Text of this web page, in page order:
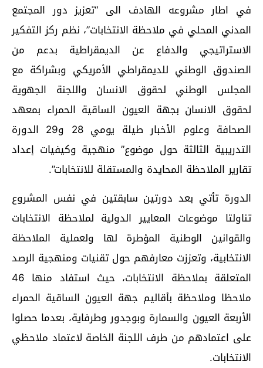
في اطار مشروعه الهادف الى “تعزيز دور المجتمع
المدني المحلي في ملاحظة الانتخابات”، نظم ركز التفكير
الاستراتيجي والدفاع عن الديمقراطية بدعم من
الصندوق الوطني للديمقراطي الأمريكي وبشراكة مع
المجلس الوطني لحقوق الانسان واللجنة الجهوية
لحقوق الانسان بجهة العيون الساقية الحمراء بمعهد
الصحافة وعلوم الأخبار طيلة يومي 28 و29 الدورة
التدريبية الثالثة حول موضوع” منهجية وكيفيات إعداد
تقارير الملاحظة المحايدة والمستقلة للانتخابات”.
الدورة تأتي بعد دورتين سابقتين في نفس المشروع
تناولتا موضوعات المعايير الدولية لملاحظة الانتخابات
والقوانين الوطنية المؤطرة لها ولعملية الملاحظة
الانتخابية، وتعززت معارفهم حول تقنيات ومنهجية الرصد
المتعلقة بملاحظة الانتخابات، حيث استفاد منها 46
ملاحظا وملاحظة بأقاليم جهة العيون الساقية الحمراء
الأربعة العيون والسمارة وبوجدور وطرفاية، بعدما حصلوا
على اعتمادهم من طرف اللجنة الخاصة لاعتماد ملاحظي
الانتخابات.